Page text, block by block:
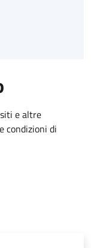
e altre
condizioni di